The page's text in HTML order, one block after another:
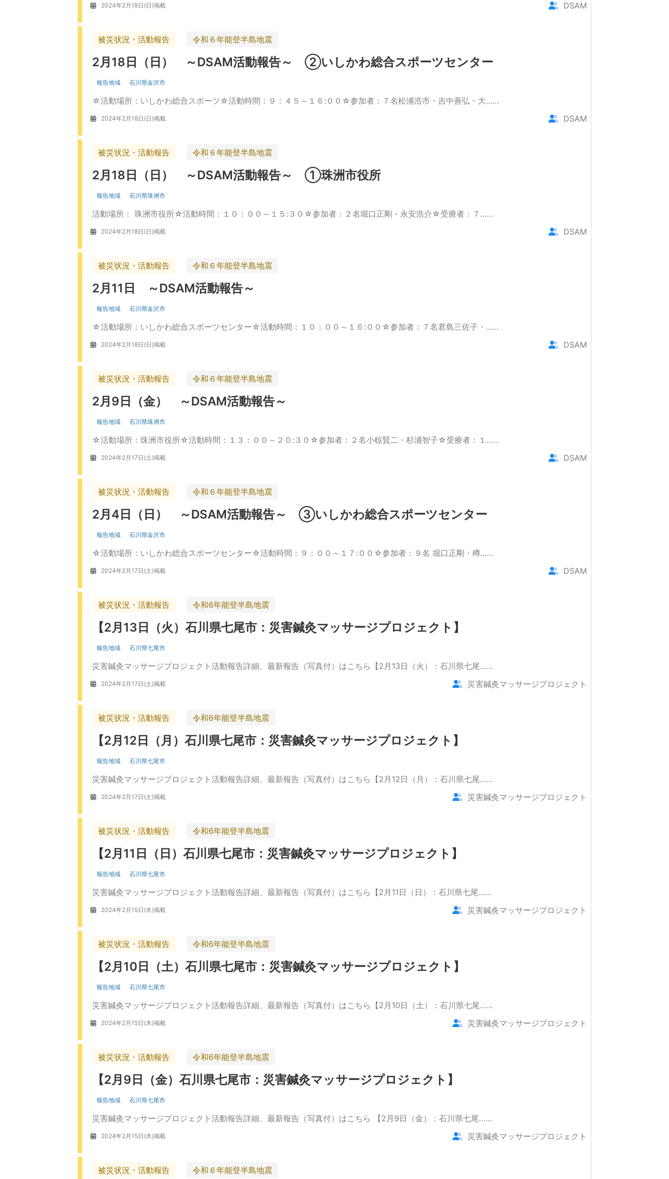
2024年2月18日(日)掲載 DSAM
被災状況・活動報告 令和６年能登半島地震
2月18日（日） ～DSAM活動報告～ ②いしかわ総合スポーツセンター
報告地域 石川県金沢市
☆活動場所：いしかわ総合スポーツ☆活動時間：９：４５～１６:００☆参加者：７名松浦浩市・吉中善弘・大……
2024年2月18日(日)掲載 DSAM
被災状況・活動報告 令和６年能登半島地震
2月18日（日） ～DSAM活動報告～ ①珠洲市役所
報告地域 石川県珠洲市
活動場所： 珠洲市役所☆活動時間：１０：００～１５:３０☆参加者：２名堀口正剛・永安浩介☆受療者：７……
2024年2月18日(日)掲載 DSAM
被災状況・活動報告 令和６年能登半島地震
2月11日 ～DSAM活動報告～
報告地域 石川県金沢市
☆活動場所：いしかわ総合スポーツセンター☆活動時間：１０：００～１６:００☆参加者：７名君島三佐子・……
2024年2月18日(日)掲載 DSAM
被災状況・活動報告 令和６年能登半島地震
2月9日（金） ～DSAM活動報告～
報告地域 石川県珠洲市
☆活動場所：珠洲市役所☆活動時間：１３：００～２０:３０☆参加者：２名小椋賢二・杉浦智子☆受療者：１……
2024年2月17日(土)掲載 DSAM
被災状況・活動報告 令和６年能登半島地震
2月4日（日） ～DSAM活動報告～ ③いしかわ総合スポーツセンター
報告地域 石川県金沢市
☆活動場所：いしかわ総合スポーツセンター☆活動時間：９：００～１７:００☆参加者：９名 堀口正剛・樽……
2024年2月17日(土)掲載 DSAM
被災状況・活動報告 令和6年能登半島地震
【2月13日（火）石川県七尾市：災害鍼灸マッサージプロジェクト】
報告地域 石川県七尾市
災害鍼灸マッサージプロジェクト活動報告詳細、最新報告（写真付）はこちら【2月13日（火）：石川県七尾……
2024年2月17日(土)掲載 災害鍼灸マッサージプロジェクト
被災状況・活動報告 令和6年能登半島地震
【2月12日（月）石川県七尾市：災害鍼灸マッサージプロジェクト】
報告地域 石川県七尾市
災害鍼灸マッサージプロジェクト活動報告詳細、最新報告（写真付）はこちら【2月12日（月）：石川県七尾……
2024年2月17日(土)掲載 災害鍼灸マッサージプロジェクト
被災状況・活動報告 令和6年能登半島地震
【2月11日（日）石川県七尾市：災害鍼灸マッサージプロジェクト】
報告地域 石川県七尾市
災害鍼灸マッサージプロジェクト活動報告詳細、最新報告（写真付）はこちら【2月11日（日）：石川県七尾……
2024年2月15日(木)掲載 災害鍼灸マッサージプロジェクト
被災状況・活動報告 令和6年能登半島地震
【2月10日（土）石川県七尾市：災害鍼灸マッサージプロジェクト】
報告地域 石川県七尾市
災害鍼灸マッサージプロジェクト活動報告詳細、最新報告（写真付）はこちら【2月10日（土）：石川県七尾……
2024年2月15日(木)掲載 災害鍼灸マッサージプロジェクト
被災状況・活動報告 令和6年能登半島地震
【2月9日（金）石川県七尾市：災害鍼灸マッサージプロジェクト】
報告地域 石川県七尾市
災害鍼灸マッサージプロジェクト活動報告詳細、最新報告（写真付）はこちら 【2月9日（金）：石川県七尾……
2024年2月15日(木)掲載 災害鍼灸マッサージプロジェクト
被災状況・活動報告 令和６年能登半島地震